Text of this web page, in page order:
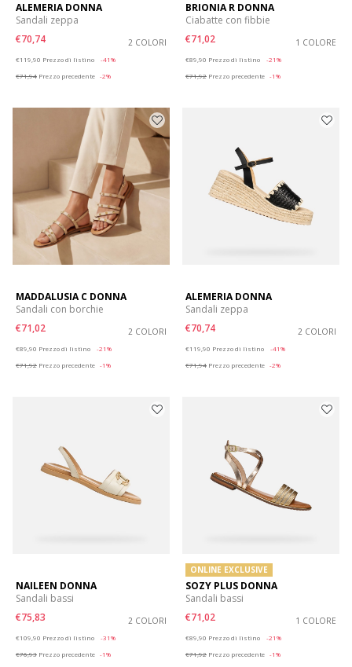
ALEMERIA DONNA
Sandali zeppa
€70,74
2 COLORI
€119,90 Prezzo di listino
-41%
€71,94 Prezzo precedente -2%
BRIONIA R DONNA
Ciabatte con fibbie
€71,02
1 COLORE
€89,90 Prezzo di listino
-21%
€71,92 Prezzo precedente -1%
MADDALUSIA C DONNA
Sandali con borchie
€71,02
2 COLORI
€89,90 Prezzo di listino
-21%
€71,92 Prezzo precedente -1%
ALEMERIA DONNA
Sandali zeppa
€70,74
2 COLORI
€119,90 Prezzo di listino
-41%
€71,94 Prezzo precedente -2%
NAILEEN DONNA
Sandali bassi
€75,83
2 COLORI
€109,90 Prezzo di listino
-31%
€76,93 Prezzo precedente -1%
ONLINE EXCLUSIVE
SOZY PLUS DONNA
Sandali bassi
€71,02
1 COLORE
€89,90 Prezzo di listino
-21%
€71,92 Prezzo precedente -1%